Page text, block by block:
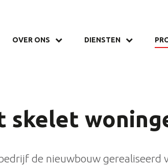
skelet
de nieuwbouw gerealiseerd
OVER ONS DIENSTEN